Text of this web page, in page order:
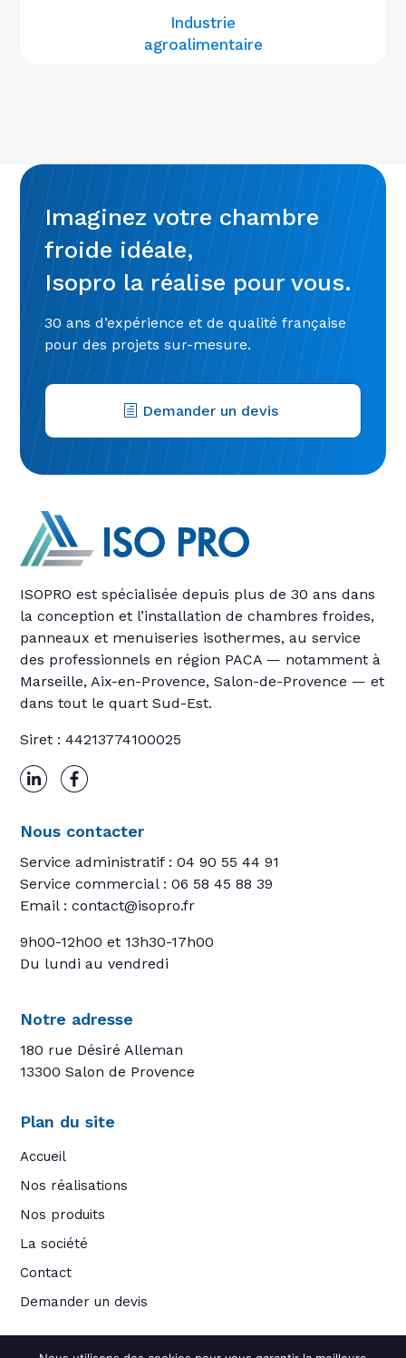
Industrie
agroalimentaire
Imaginez votre chambre
froide idéale,
Isopro la réalise pour vous.
30 ans d’expérience et de qualité française
pour des projets sur-mesure.
Demander un devis
ISOPRO est spécialisée depuis plus de 30 ans dans
la conception et l’installation de chambres froides,
panneaux et menuiseries isothermes, au service
des professionnels en région PACA — notamment à
Marseille, Aix-en-Provence, Salon-de-Provence — et
dans tout le quart Sud-Est.
Siret : 44213774100025
Nous contacter
Service administratif : 04 90 55 44 91
Service commercial : 06 58 45 88 39
Email : contact@isopro.fr
9h00-12h00 et 13h30-17h00
Du lundi au vendredi
Notre adresse
180 rue Désiré Alleman
13300 Salon de Provence
Plan du site
Accueil
Nos réalisations
Nos produits
La société
Contact
Demander un devis